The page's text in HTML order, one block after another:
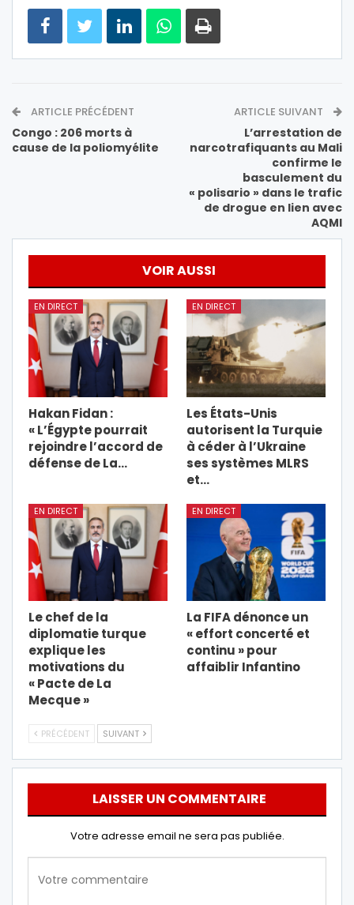
ARTICLE PRÉCÉDENT
Congo : 206 morts à
cause de la poliomyélite
ARTICLE SUIVANT
L’arrestation de
narcotrafiquants au Mali
confirme le
basculement du
« polisario » dans le trafic
de drogue en lien avec
AQMI
VOIR AUSSI
EN DIRECT
Hakan Fidan :
« L’Égypte pourrait
rejoindre l’accord de
défense de La…
EN DIRECT
Les États-Unis
autorisent la Turquie
à céder à l’Ukraine
ses systèmes MLRS
et…
EN DIRECT
Le chef de la
diplomatie turque
explique les
motivations du
« Pacte de La
Mecque »
EN DIRECT
La FIFA dénonce un
« effort concerté et
continu » pour
affaiblir Infantino
PRÉCÉDENT SUIVANT
LAISSER UN COMMENTAIRE
Votre adresse email ne sera pas publiée.